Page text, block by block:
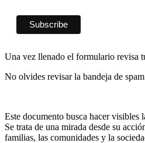
Una vez llenado el formulario revisa
No olvides revisar la bandeja de
Este documento busca hacer
Se trata de una mirada desde su
familias, las comunidades y la